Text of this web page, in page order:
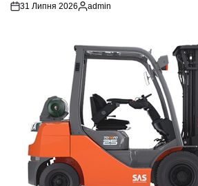
31 Липня 2026
Опубліковано
admin